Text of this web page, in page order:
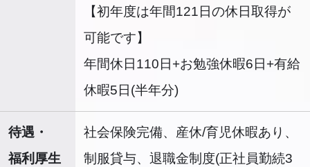
【初年度は年間121日の休日取得が
可能です】
年間休日110日+お勉強休暇6日+有給
休暇5日(半年分)
待遇・
福利厚生
社会保険完備、産休/育児休暇あり、
制服貸与、退職金制度(正社員勤続3